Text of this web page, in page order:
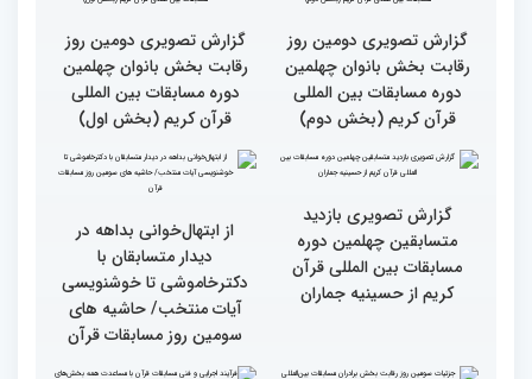
خواهران و برادران،
متسابقین چهلمین دوره
مسابقات بین المللی قرآن
کریم(بخش دوم)
خواهران و برادران،
متسابقین چهلمین دوره
مسابقات بین المللی قرآن
کریم(بخش اول)
گزارش تصویری دومین روز
رقابت بخش بانوان چهلمین
دوره مسابقات بین المللی
قرآن کریم (بخش دوم)
گزارش تصویری دومین روز
رقابت بخش بانوان چهلمین
دوره مسابقات بین المللی
قرآن کریم (بخش اول)